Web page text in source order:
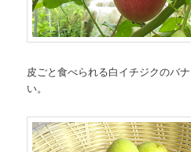
皮ごと食べられる白イチジクのバ
い。